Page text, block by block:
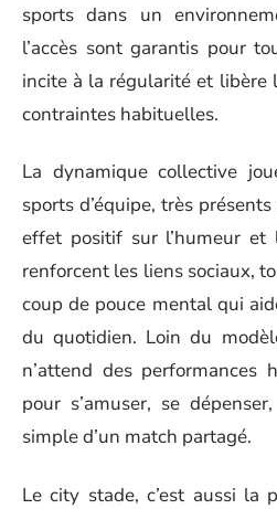
sports dans un
l’accès sont garantis pour
incite à la régularité et libère
contraintes habituelles.
La dynamique collective
sports d’équipe, très
effet positif sur l’humeur et
renforcent les liens sociaux,
coup de pouce mental qui
du quotidien. Loin du
n’attend des performances
pour s’amuser, se
simple d’un match partagé.
Le city stade, c’est aussi la